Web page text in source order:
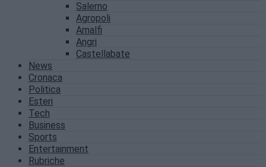
Salerno
Agropoli
Amalfi
Angri
Castellabate
News
Cronaca
Politica
Esteri
Tech
Business
Sports
Entertainment
Rubriche